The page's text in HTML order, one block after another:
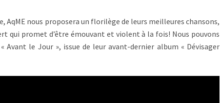
AqME nous proposera un florilège de leurs meilleures chansons,
qui promet d’être émouvant et violent à la fois! Nous pouvons
Avant le Jour », issue de leur avant-dernier album « Dévisager